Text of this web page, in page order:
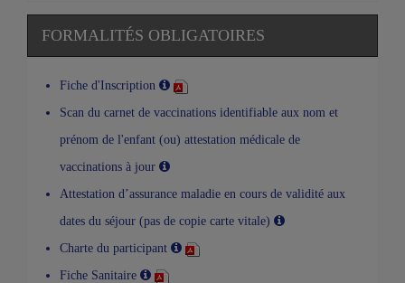
FORMALITÉS OBLIGATOIRES
Fiche d'Inscription
Scan du carnet de vaccinations identifiable aux nom et
prénom de l'enfant (ou) attestation médicale de
vaccinations à jour
Attestation d’assurance maladie en cours de validité aux
dates du séjour (pas de copie carte vitale)
Charte du participant
Fiche Sanitaire